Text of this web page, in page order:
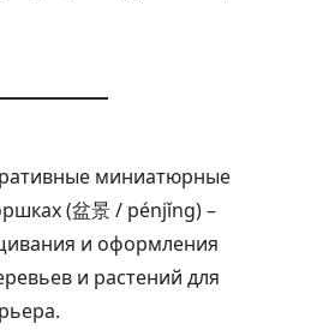
миниатюрные
(盆景 / pénjǐng) –
и оформления
и растений для